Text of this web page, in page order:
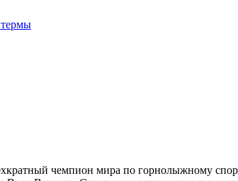
чемпион мира по горнолыжному